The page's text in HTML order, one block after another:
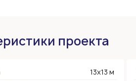
проекта
13х13 м